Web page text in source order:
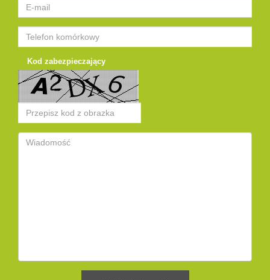
Kod zabezpieczający